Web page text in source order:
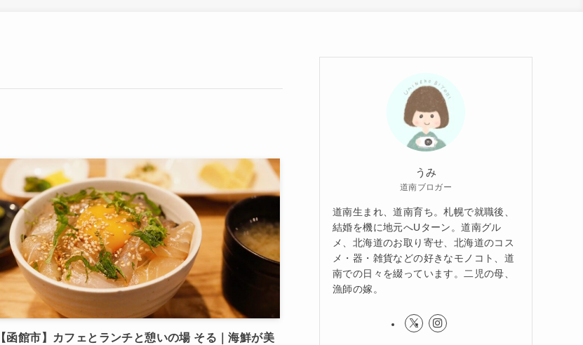
【函館市】カフェとランチと憩いの場 そる｜海鮮が美
うみ
道南ブロガー
道南生まれ、道南育ち。札幌で就職後、
結婚を機に地元へUターン。道南グル
メ、北海道のお取り寄せ、北海道のコス
メ・器・雑貨などの好きなモノコト、道
南での日々を綴っています。二児の母、
漁師の嫁。